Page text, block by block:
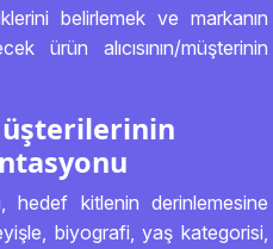
belirlemek ve markanın
ürün alıcısının/müşterinin
hedef kitlenin derinlemesine
biyografi, yaş kategorisi,